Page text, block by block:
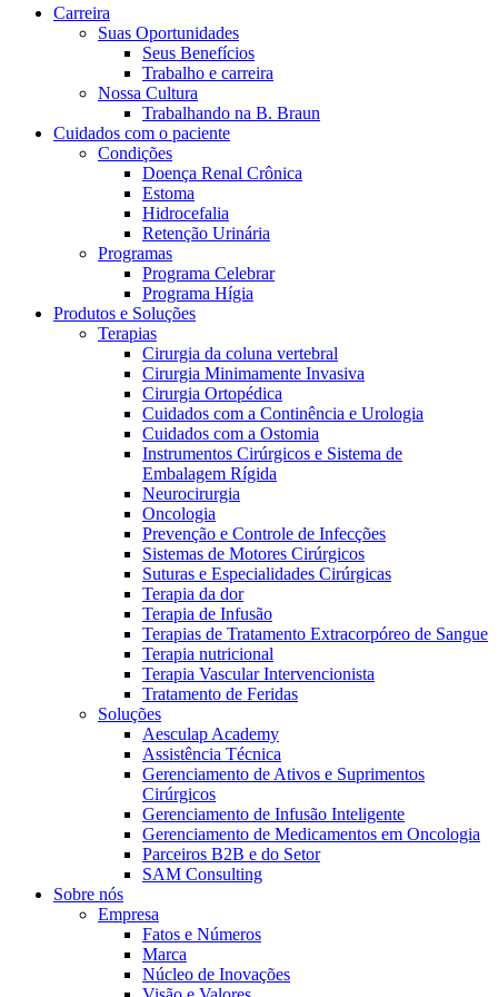
Aesculap Academy
Educação continuada para profissionais da saúde. Acesse a
Aesculap Academy Brasil e inscreva-se!
Contato
Entre em contato conosco.
Carreira
Suas Oportunidades
Seus Benefícios
Trabalho e carreira
Nossa Cultura
Trabalhando na B. Braun
Cuidados com o paciente
Condições
Doença Renal Crônica
Estoma
Hidrocefalia
Retenção Urinária
Programas
Programa Celebrar
Programa Hígia
Produtos e Soluções
Terapias
Cirurgia da coluna vertebral
Cirurgia Minimamente Invasiva
Cirurgia Ortopédica
Cuidados com a Continência e Urologia
Cuidados com a Ostomia
Instrumentos Cirúrgicos e Sistema de
Embalagem Rígida
Neurocirurgia
Oncologia
Prevenção e Controle de Infecções
Sistemas de Motores Cirúrgicos
Suturas e Especialidades Cirúrgicas
Terapia da dor
Terapia de Infusão
Terapias de Tratamento Extracorpóreo de Sangue
Terapia nutricional
Terapia Vascular Intervencionista
Tratamento de Feridas
Soluções
Aesculap Academy
Assistência Técnica
Gerenciamento de Ativos e Suprimentos
Cirúrgicos
Gerenciamento de Infusão Inteligente
Gerenciamento de Medicamentos em Oncologia
Parceiros B2B e do Setor
SAM Consulting
Sobre nós
Empresa
Fatos e Números
Marca
Núcleo de Inovações